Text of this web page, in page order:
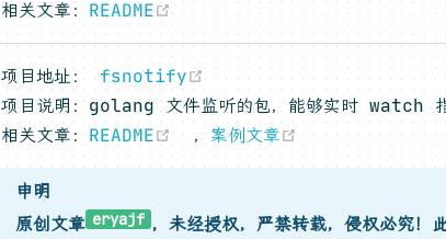
相关文章： README
项目地址： fsnotify
项目说明：golang 文件监听的包，能够实时 watch 指
相关文章： README (opens new window)
， 案例文章
申明
原创文章 eryajf ，未经授权，严禁转载，侵权必究！